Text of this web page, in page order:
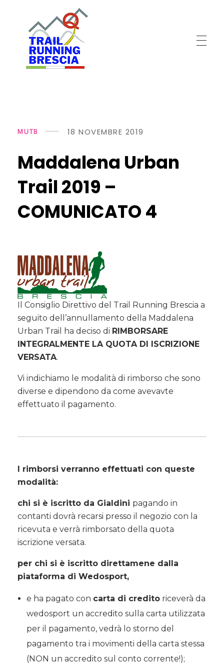
Maddalena Urban
Trail 2019 –
COMUNICATO 4
18 NOVEMBRE 2019
MUTB
Il Consiglio Direttivo del Trail Running Brescia a
seguito dell’annullamento della Maddalena
Urban Trail ha deciso di RIMBORSARE
INTEGRALMENTE LA QUOTA DI ISCRIZIONE
VERSATA.
Vi indichiamo le modalità di rimborso che sono
diverse e dipendono da come avevavte
effettuato il pagamento.
I rimborsi verranno effettuati con queste
modalità:
chi si è iscritto da Gialdini pagando in
contanti dovrà recarsi presso il negozio con la
ricevuta e verrà rimborsato della quota
iscrizione versata.
per chi si è iscritto direttamene dalla
piataforma di Wedosport,
e ha pagato con carta di creditoriceverà da
wedosport un accredito sulla carta utilizzata
per il pagamento, vedrà lo storno del
pagamento tra i movimenti della carta stessa
(NON un accredito sul conto corrente!);